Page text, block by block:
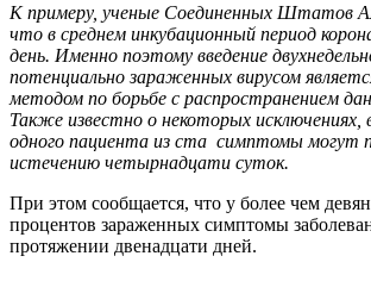
К примеру, ученые Соединенных Штатов
что в среднем инкубационный период
день. Именно поэтому введение
потенциально зараженных вирусом
методом по борьбе с распространением
Также известно о некоторых исключениях,
одного пациента из ста симптомы могут
истечению четырнадцати суток.
При этом сообщается, что у более чем
процентов зараженных симптомы
протяжении двенадцати дней.